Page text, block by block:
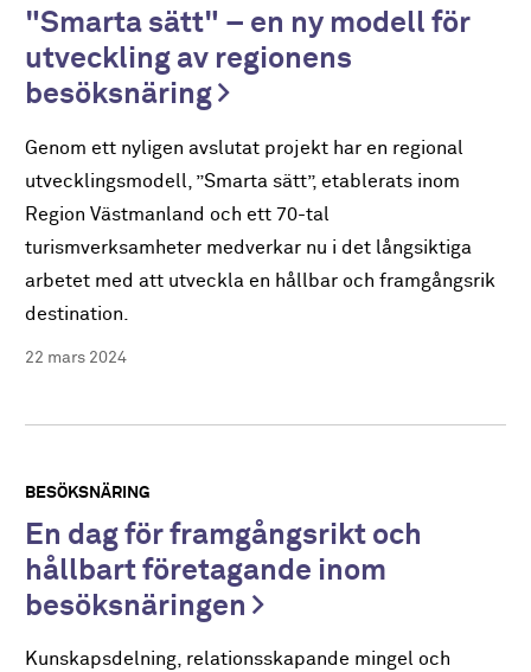
"Smarta sätt" – en ny modell för
utveckling av regionens
besöksnäring
Genom ett nyligen avslutat projekt har en regional
utvecklingsmodell, ”Smarta sätt”, etablerats inom
Region Västmanland och ett 70-tal
turismverksamheter medverkar nu i det långsiktiga
arbetet med att utveckla en hållbar och framgångsrik
destination.
22 mars 2024
BESÖKSNÄRING
En dag för framgångsrikt och
hållbart företagande inom
besöksnäringen
Kunskapsdelning, relationsskapande mingel och